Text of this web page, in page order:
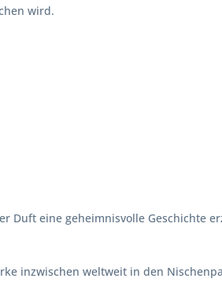
wird.
Duft eine geheimnisvolle Geschichte
inzwischen weltweit in den